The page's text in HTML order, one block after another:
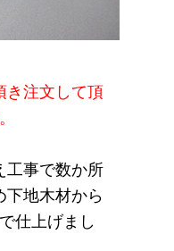
き注文して頂
工事で数か所
下地木材から
仕上げまし